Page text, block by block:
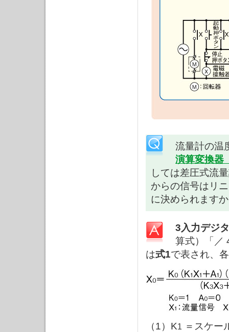
流量計の温
演算変換器
しては差圧式流
からの信号はリ
に決められます
3入力デジ
算式）「／
は式1で表され、
（1）K1 ＝スケー